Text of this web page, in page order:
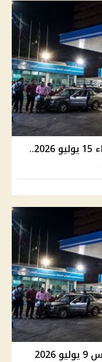
أسعار البنزين والسولار اليوم الأربعاء 15 يوليو 2026..
أسعار البنزين والسولار اليوم الخميس 9 يوليو 2026